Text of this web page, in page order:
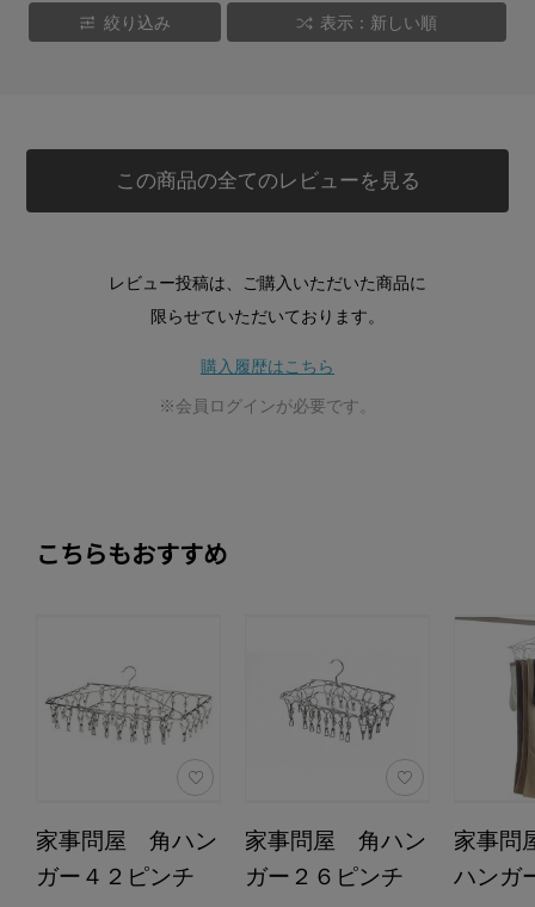
絞り込み 表示：新しい順
この商品の全てのレビューを見る
レビュー投稿は、ご購入いただいた商品に
限らせていただいております。
購入履歴はこちら
※会員ログインが必要です。
こちらもおすすめ
家事問屋 角ハン
ガー４２ピンチ
家事問屋 角ハン
ガー２６ピンチ
家事
ハンガ